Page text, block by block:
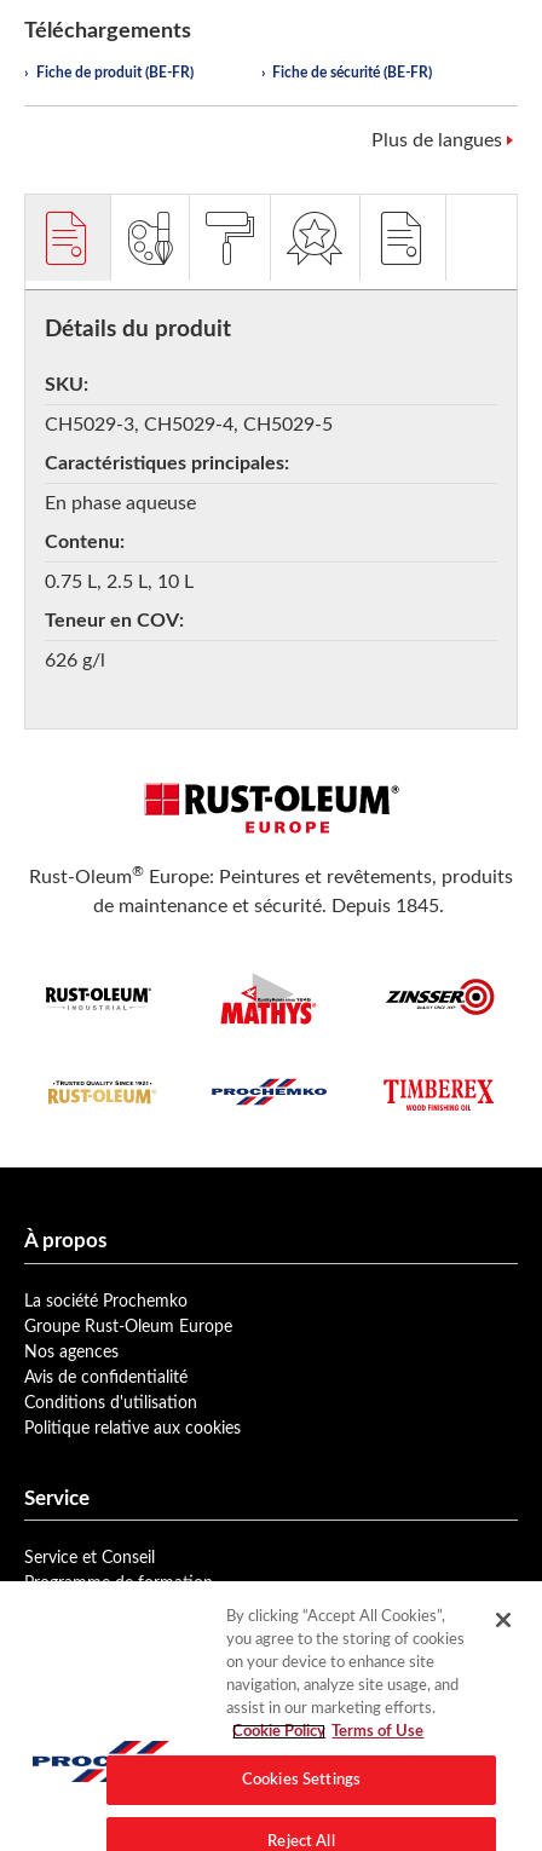
Téléchargements
Fiche de produit (BE-FR) Fiche de sécurité (BE-FR)
Plus de langues
Détails du produit
SKU
CH5029-3, CH5029-4, CH5029-5
Caractéristiques principales
En phase aqueuse
Contenu
0.75 L, 2.5 L, 10 L
Teneur en COV
626 g/l
Rust-Oleum® Europe: Peintures et revêtements, produits
de maintenance et sécurité. Depuis 1845.
À propos
La société Prochemko
Groupe Rust-Oleum Europe
Nos agences
Avis de confidentialité
Conditions d'utilisation
Politique relative aux cookies
Service
Service et Conseil
Programme de formation
Documentation
By clicking “Accept All Cookies”,
you agree to the storing of cookies
on your device to enhance site
navigation, analyze site usage, and
assist in our marketing efforts.
Cookie Policy Terms of Use
Cookies Settings
Reject All